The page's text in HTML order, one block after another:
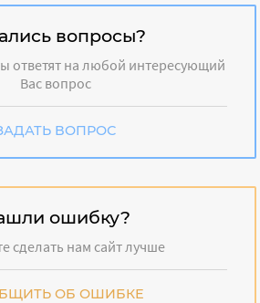
вопросы?
ответят на любой интересующий
Вас вопрос
ВОПРОС
ошибку?
сделать нам сайт лучше
ОБ ОШИБКЕ